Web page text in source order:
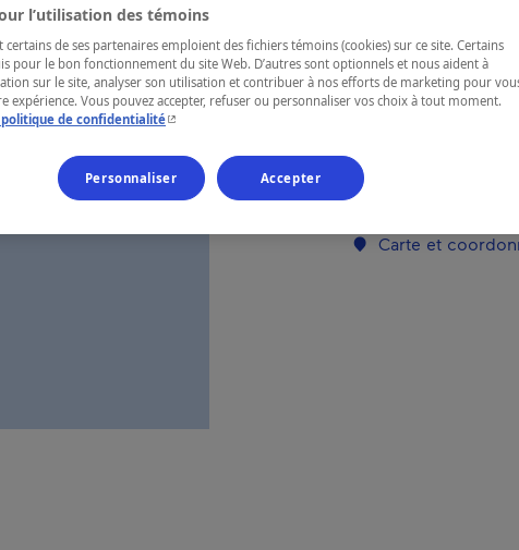
RÉGION
Lanaudière
Numéro
Carte et
l’utilisation des témoins
certains de ses partenaires emploient des fichiers témoins (cookies) sur ce site. Certains
pour le bon fonctionnement du site Web. D’autres sont optionnels et nous aident à
sur le site, analyser son utilisation et contribuer à nos efforts de marketing pour
expérience. Vous pouvez accepter, refuser ou personnaliser vos choix à tout moment.
de confidentialité- Cet hyperlien s'ouvrira dans une nouvelle fenêtre.
Personnaliser Accepter